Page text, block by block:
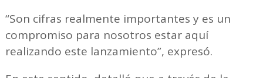
“Son cifras realmente importantes y es un
compromiso para nosotros estar aquí
realizando este lanzamiento”, expresó.